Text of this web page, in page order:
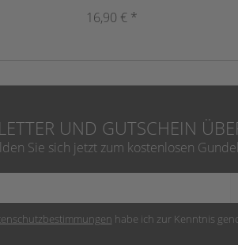
16,90 € *
UND GUTSCHEIN
Sie sich jetzt zum kostenlosen
habe ich zur Kenntnis